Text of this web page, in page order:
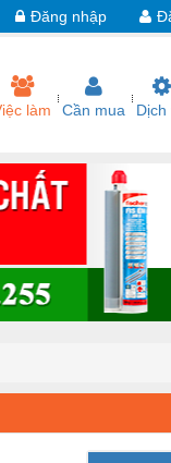
Đăng nhập
làm Cần mua Dịch